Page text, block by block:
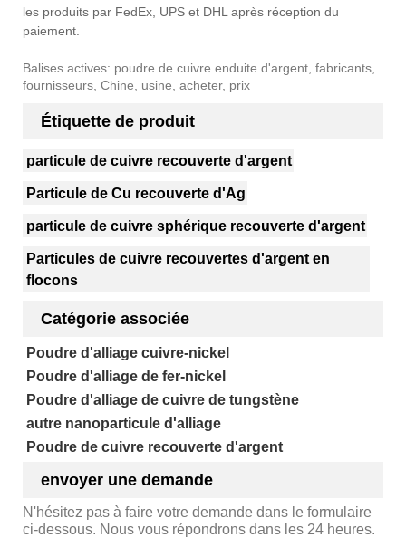
les produits par FedEx, UPS et DHL après réception du
paiement.
Balises actives: poudre de cuivre enduite d'argent, fabricants,
fournisseurs, Chine, usine, acheter, prix
Étiquette de produit
particule de cuivre recouverte d'argent
Particule de Cu recouverte d'Ag
particule de cuivre sphérique recouverte d'argent
Particules de cuivre recouvertes d'argent en
flocons
Catégorie associée
Poudre d'alliage cuivre-nickel
Poudre d'alliage de fer-nickel
Poudre d'alliage de cuivre de tungstène
autre nanoparticule d'alliage
Poudre de cuivre recouverte d'argent
envoyer une demande
N'hésitez pas à faire votre demande dans le formulaire
ci-dessous. Nous vous répondrons dans les 24 heures.